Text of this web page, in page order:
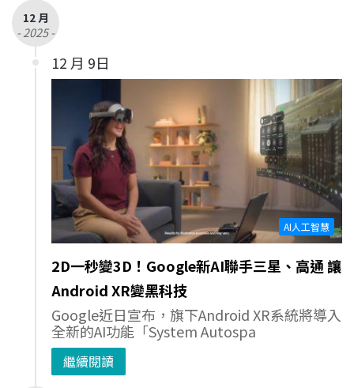
12 月
- 2025 -
12 月 9日
AI人工智慧
2D一秒變3D！Google新AI聯手三星、高通 讓
Android XR變黑科技
Google近日宣布，旗下Android XR系統將導入
全新的AI功能「System Autospa
繼續閱讀